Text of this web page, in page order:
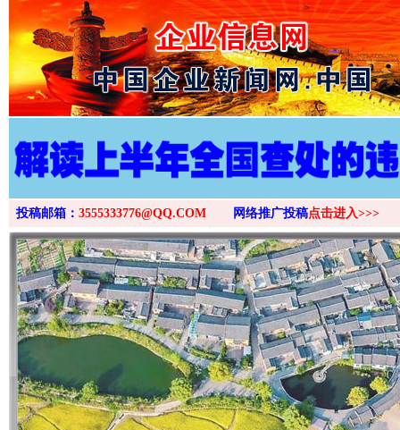
>
投稿邮箱： 3555333776@QQ.COM 网络推广投稿点击进入>>>